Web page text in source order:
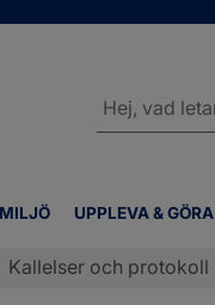
UPPLEVA & GÖRA
webbplatsen
Kallelser och protokoll